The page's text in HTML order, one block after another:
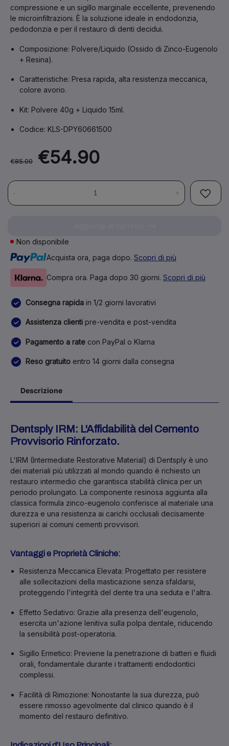
compressione e un sigillo marginale eccellente, prevenendo
le microinfiltrazioni. È la soluzione ideale in endodonzia,
pedodonzia e per il restauro di denti decidui.
Composizione: Polvere/Liquido (Ossido di Zinco-Eugenolo
+ Resina).
Caratteristiche: Presa rapida, alta resistenza meccanica,
colore avorio.
Kit: Polvere 40g + Liquido 15ml.
Codice: KLS-DPY60661500
€85.00 €54.90
- +
Non disponibile
Acquista ora, paga dopo. Scopri di più
Compra ora. Paga dopo 30 giorni. Scopri di più
Consegna rapida in 1/2 giorni lavorativi
Assistenza clienti pre-vendita e post-vendita
Pagamento a rate con PayPal o Klarna
Reso gratuito entro 14 giorni dalla consegna
Descrizione
Dentsply IRM: L'Affidabilità del Cemento
Provvisorio Rinforzato.
L'IRM (Intermediate Restorative Material) di Dentsply è uno
dei materiali più utilizzati al mondo quando è richiesto un
restauro intermedio che garantisca stabilità clinica per un
periodo prolungato. La componente resinosa aggiunta alla
classica formula zinco-eugenolo conferisce al materiale una
durezza e una resistenza ai carichi occlusali decisamente
superiori ai comuni cementi provvisori.
Vantaggi e Proprietà Cliniche:
Resistenza Meccanica Elevata: Progettato per resistere
alle sollecitazioni della masticazione senza sfaldarsi,
proteggendo l'integrità del dente tra una seduta e l'altra.
Effetto Sedativo: Grazie alla presenza dell'eugenolo,
esercita un'azione lenitiva sulla polpa dentale, riducendo
la sensibilità post-operatoria.
Sigillo Ermetico: Previene la penetrazione di batteri e fluidi
orali, fondamentale durante i trattamenti endodontici
complessi.
Facilità di Rimozione: Nonostante la sua durezza, può
essere rimosso agevolmente dal clinico quando è il
momento del restauro definitivo.